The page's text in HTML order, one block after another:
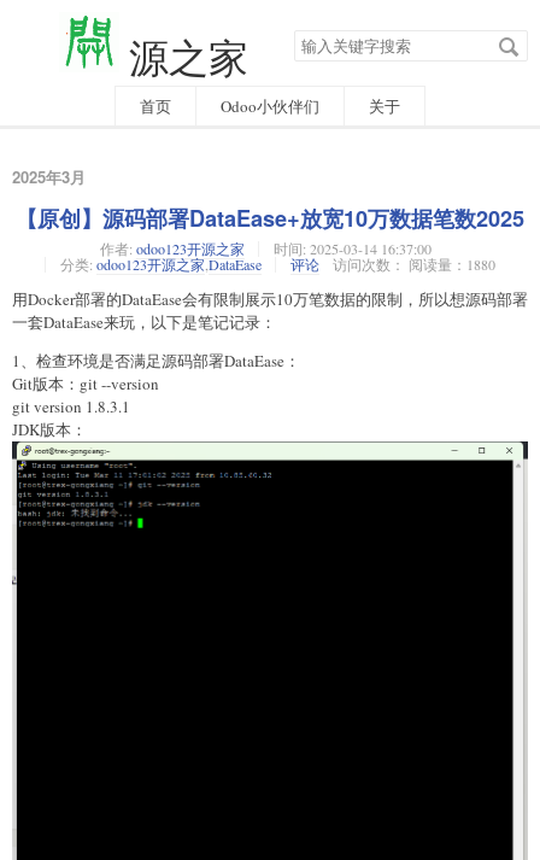
源之家 搜
索
字
首页 Odoo小伙伴们 关于
2025年3月
【原创】源码部署DataEase+放宽10万数据笔数2025
作者: odoo123开源之家 时间: 2025-03-14 16:37:00
分类: odoo123开源之家 DataEase 评论 访问次数： 阅读量：1880
用Docker部署的DataEase会有限制展示10万笔数据的限制，所以想源码部署
一套DataEase来玩，以下是笔记记录：
1、检查环境是否满足源码部署DataEase：
Git版本：git --version
git version 1.8.3.1
JDK版本：